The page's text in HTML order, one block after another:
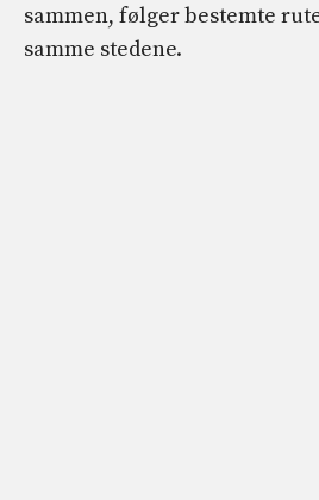
sammen, følger bestemte
samme stedene.